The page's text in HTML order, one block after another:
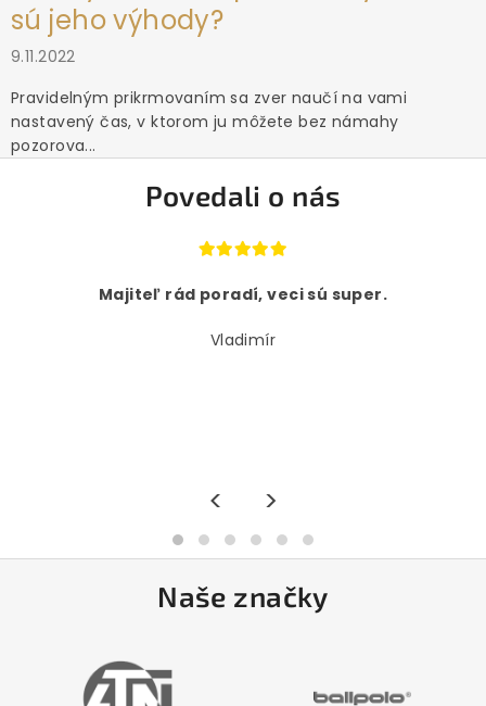
sú jeho výhody?
9.11.2022
Pravidelným prikrmovaním sa zver naučí na vami
nastavený čas, v ktorom ju môžete bez námahy
pozorova...
Povedali o nás
Majiteľ rád poradí, veci sú super.
Vladimír
< >
Naše značky